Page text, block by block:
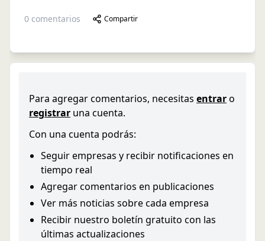
0 comentarios Compartir
Para agregar comentarios, necesitas entraro
registrar una cuenta.
Con una cuenta podrás:
Seguir empresas y recibir notificaciones en
tiempo real
Agregar comentarios en publicaciones
Ver más noticias sobre cada empresa
Recibir nuestro boletín gratuito con las
últimas actualizaciones